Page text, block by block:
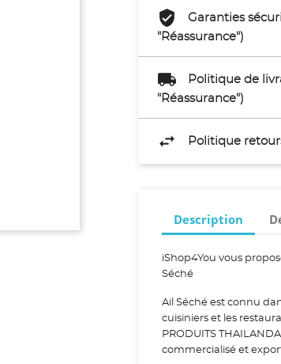
Garanties
"Réassurance")
Politique de
"Réassurance")
Politique
Description
iShop4You vous
Séché
Ail Séché est connu
cuisiniers et les
PRODUITS
commercialisé et